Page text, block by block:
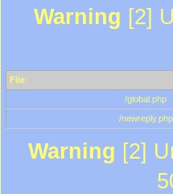
Warning [2]
File
/global.php
/newreply.php
Warning [2]